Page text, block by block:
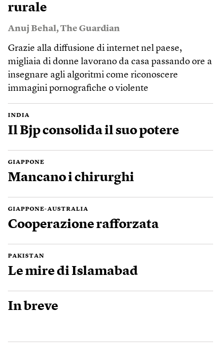
rurale
Anuj Behal ,The Guardian
Grazie alla diffusione di internet nel paese,
migliaia di donne lavorano da casa passando ore a
insegnare agli algoritmi come riconoscere
immagini pornografiche o violente
INDIA
Il Bjp consolida il suo potere
GIAPPONE
Mancano i chirurghi
GIAPPONE-AUSTRALIA
Cooperazione rafforzata
PAKISTAN
Le mire di Islamabad
In breve